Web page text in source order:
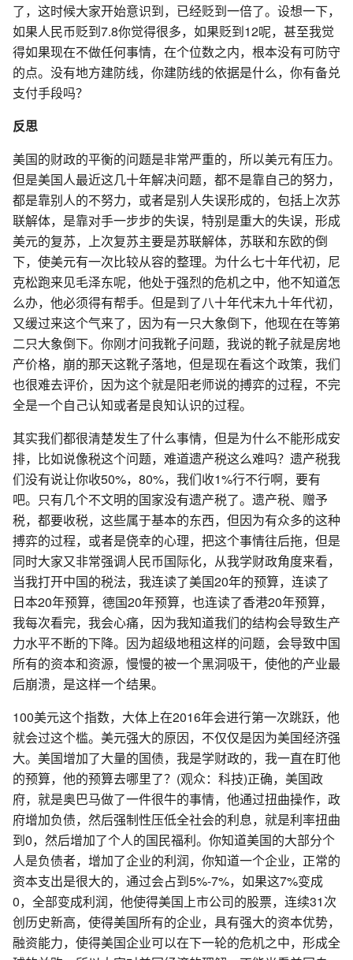
了，这时候大家开始意识到，已经贬到一倍了。设想一下，
如果人民币贬到7.8你觉得很多，如果贬到12呢，甚至我觉
得如果现在不做任何事情，在个位数之内，根本没有可防守
的点。没有地方建防线，你建防线的依据是什么，你有备兑
支付手段吗？
反思
美国的财政的平衡的问题是非常严重的，所以美元有压力。
但是美国人最近这几十年解决问题，都不是靠自己的努力，
都是靠别人的不努力，或者是别人失误形成的，包括上次苏
联解体，是靠对手一步步的失误，特别是重大的失误，形成
美元的复苏，上次复苏主要是苏联解体，苏联和东欧的倒
下，使美元有一次比较从容的整理。为什么七十年代初，尼
克松跑来见毛泽东呢，他处于强烈的危机之中，他不知道怎
么办，他必须得有帮手。但是到了八十年代末九十年代初，
又缓过来这个气来了，因为有一只大象倒下，他现在在等第
二只大象倒下。你刚才问我靴子问题，我说的靴子就是房地
产价格，崩的那天这靴子落地，但是现在看这个政策，我们
也很难去评价，因为这个就是阳老师说的搏弈的过程，不完
全是一个自己认知或者是良知认识的过程。
其实我们都很清楚发生了什么事情，但是为什么不能形成安
排，比如说像税这个问题，难道遗产税这么难吗？遗产税我
们没有说让你收50%，80%，我们收1%行不行啊，要有
吧。只有几个不文明的国家没有遗产税了。遗产税、赠予
税，都要收税，这些属于基本的东西，但因为有众多的这种
搏弈的过程，或者是侥幸的心理，把这个事情往后拖，但是
同时大家又非常强调人民币国际化，从我学财政角度来看，
当我打开中国的税法，我连读了美国20年的预算，连读了
日本20年预算，德国20年预算，也连读了香港20年预算，
我每次看完，我会心痛，因为我知道我们的结构会导致生产
力水平不断的下降。因为超级地租这样的问题，会导致中国
所有的资本和资源，慢慢的被一个黑洞吸干，使他的产业最
后崩溃，是这样一个结果。
100美元这个指数，大体上在2016年会进行第一次跳跃，他
就会过这个槛。美元强大的原因，不仅仅是因为美国经济强
大。美国增加了大量的国债，我是学财政的，我一直在盯他
的预算，他的预算去哪里了？(观众：科技)正确，美国政
府，就是奥巴马做了一件很牛的事情，他通过扭曲操作，政
府增加负债，然后强制性压低全社会的利息，就是利率扭曲
到0，然后增加了个人的国民福利。你知道美国的大部分个
人是负债者，增加了企业的利润，你知道一个企业，正常的
资本支出是很大的，通过会占到5%-7%，如果这7%变成
0，全部变成利润，他使得美国上市公司的股票，连续31次
创历史新高，使得美国所有的企业，具有强大的资本优势，
融资能力，使得美国企业可以在下一轮的危机之中，形成全